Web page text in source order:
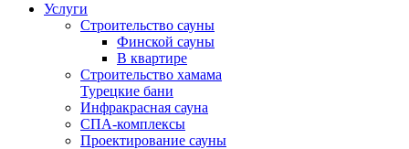
Услуги
Строительство сауны
Финской сауны
В квартире
Строительство хамама
Турецкие бани
Инфракрасная сауна
СПА-комплексы
Проектирование сауны